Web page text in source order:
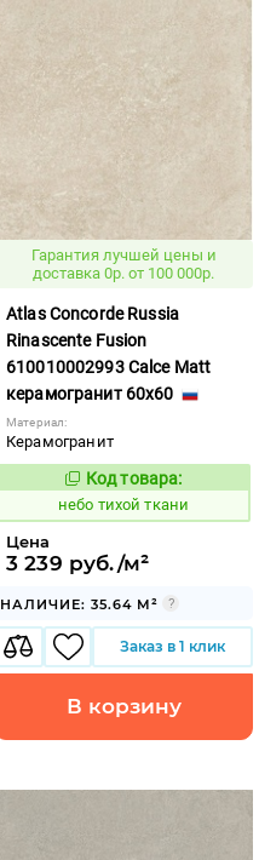
Гарантия лучшей цены и
доставка 0р. от 100 000р.
Atlas Concorde Russia
Rinascente Fusion
610010002993 Calce Matt
керамогранит 60x60
Материал:
Керамогранит
1122105
Код товара:
небо тихой ткани
Цена
3 239 руб./м²
НАЛИЧИЕ: 35.64 М²
Заказ в 1 клик
В корзину